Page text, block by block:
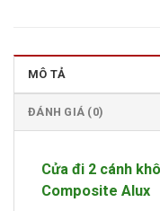
MÔ TẢ
ĐÁNH GIÁ (0)
Cửa đi 2 cánh
Composite Alux